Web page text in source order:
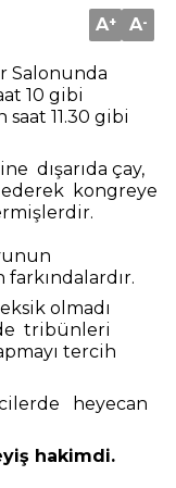
A+ A-
Salonunda
10 gibi
saat 11.30 gibi
dışarıda çay,
ederek kongreye
olmadı
tribünleri
tercih
heyecan
hakimdi.